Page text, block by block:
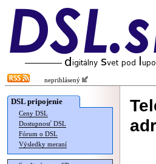
neprihlásený
DSL pripojenie
Ceny DSL
Dostupnosť DSL
Fórum o DSL
Výsledky meraní